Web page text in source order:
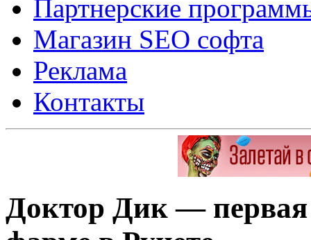
Партнерские
Магазин SEO софта
Реклама
Контакты
Доктор Дик — первая